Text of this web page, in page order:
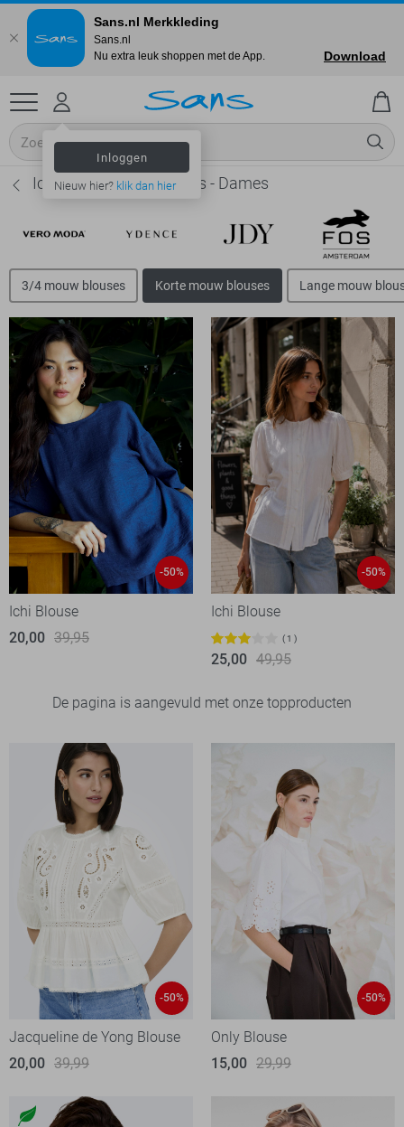
Inloggen
Nieuw hier? klik dan hier
Ichi Korte mouw blouses - Dames
3/4 mouw blouses Korte mouw blouses Lange mouw
-50%
Ichi Blouse
20,00 39,95
-50%
Ichi Blouse
1
25,00 49,95
De pagina is aangevuld met onze topproducten
-50%
Jacqueline de Yong Blouse
20,00 39,99
-50%
Only Blouse
15,00 29,99
Sans.nl Merkkleding
Sans.nl
Nu extra leuk shoppen met de App.
Download